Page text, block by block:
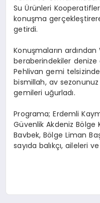
Su Ürünleri
konuşma
getirdi.
Konuşmaların
beraberindekiler denize
Pehlivan gemi
bismillah, av sezonunuz
gemileri uğurladı.
Programa; Erdemli
Güvenlik Akdeniz
Bavbek, Bölge Liman
sayıda balıkçı, aileleri